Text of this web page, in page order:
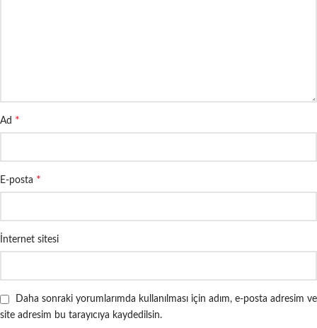
Ad *
E-posta *
İnternet sitesi
Daha sonraki yorumlarımda kullanılması için adım, e-posta adresim ve
site adresim bu tarayıcıya kaydedilsin.